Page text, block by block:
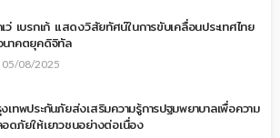
ว่ เบรกเก้ แสดงวิสัยทัศน์ในการขับเคลื่อนประเทศไทย
าคตยุคดิจิทัล
05/08/2025
เทพประกันภัยส่งเสริมความรู้การปฐมพยาบาลเพื่อความ
ดภัยให้เยาวชนอย่างต่อเนื่อง